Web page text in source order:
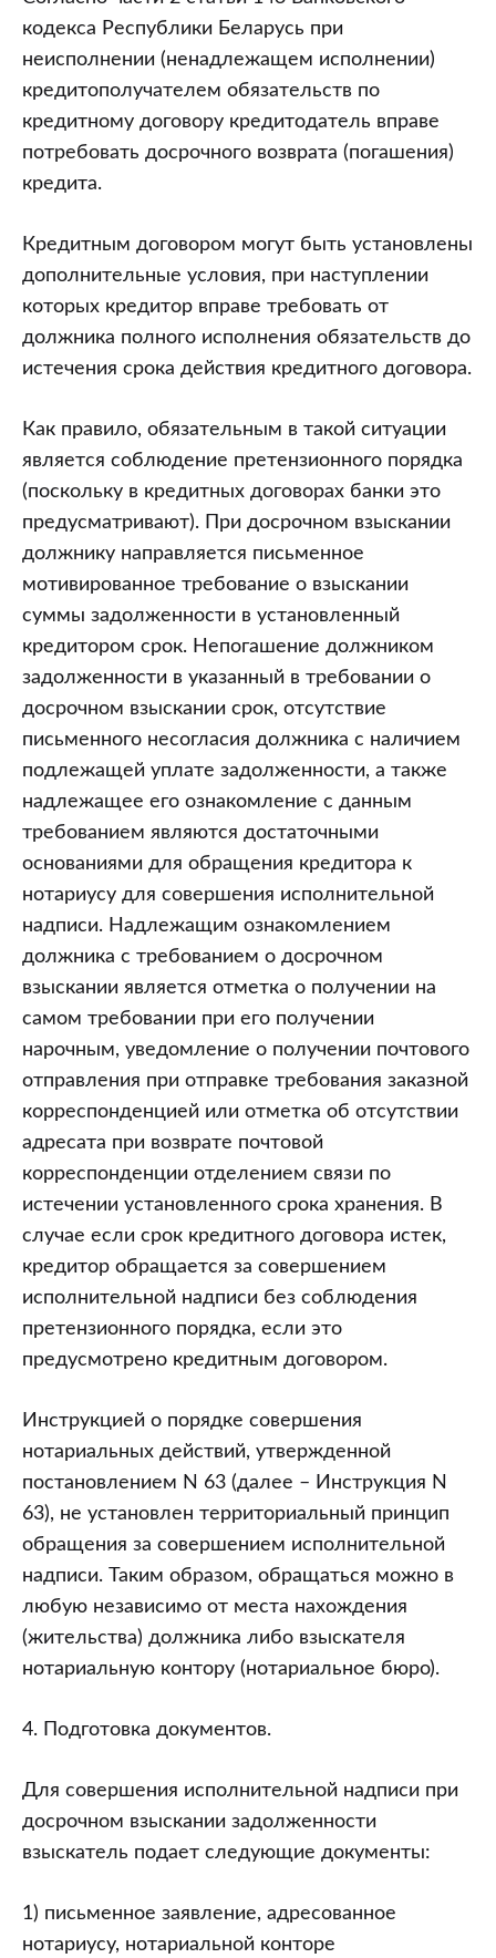
кодекса Республики Беларусь при
неисполнении (ненадлежащем исполнении)
кредитополучателем обязательств по
кредитному договору кредитодатель вправе
потребовать досрочного возврата (погашения)
кредита.
Кредитным договором могут быть установлены
дополнительные условия, при наступлении
которых кредитор вправе требовать от
должника полного исполнения обязательств до
истечения срока действия кредитного договора.
Как правило, обязательным в такой ситуации
является соблюдение претензионного порядка
(поскольку в кредитных договорах банки это
предусматривают). При досрочном взыскании
должнику направляется письменное
мотивированное требование о взыскании
суммы задолженности в установленный
кредитором срок. Непогашение должником
задолженности в указанный в требовании о
досрочном взыскании срок, отсутствие
письменного несогласия должника с наличием
подлежащей уплате задолженности, а также
надлежащее его ознакомление с данным
требованием являются достаточными
основаниями для обращения кредитора к
нотариусу для совершения исполнительной
надписи. Надлежащим ознакомлением
должника с требованием о досрочном
взыскании является отметка о получении на
самом требовании при его получении
нарочным, уведомление о получении почтового
отправления при отправке требования заказной
корреспонденцией или отметка об отсутствии
адресата при возврате почтовой
корреспонденции отделением связи по
истечении установленного срока хранения. В
случае если срок кредитного договора истек,
кредитор обращается за совершением
исполнительной надписи без соблюдения
претензионного порядка, если это
предусмотрено кредитным договором.
Инструкцией о порядке совершения
нотариальных действий, утвержденной
постановлением N 63 (далее – Инструкция N
63), не установлен территориальный принцип
обращения за совершением исполнительной
надписи. Таким образом, обращаться можно в
любую независимо от места нахождения
(жительства) должника либо взыскателя
нотариальную контору (нотариальное бюро).
4. Подготовка документов.
Для совершения исполнительной надписи при
досрочном взыскании задолженности
взыскатель подает следующие документы:
1) письменное заявление, адресованное
нотариусу, нотариальной конторе